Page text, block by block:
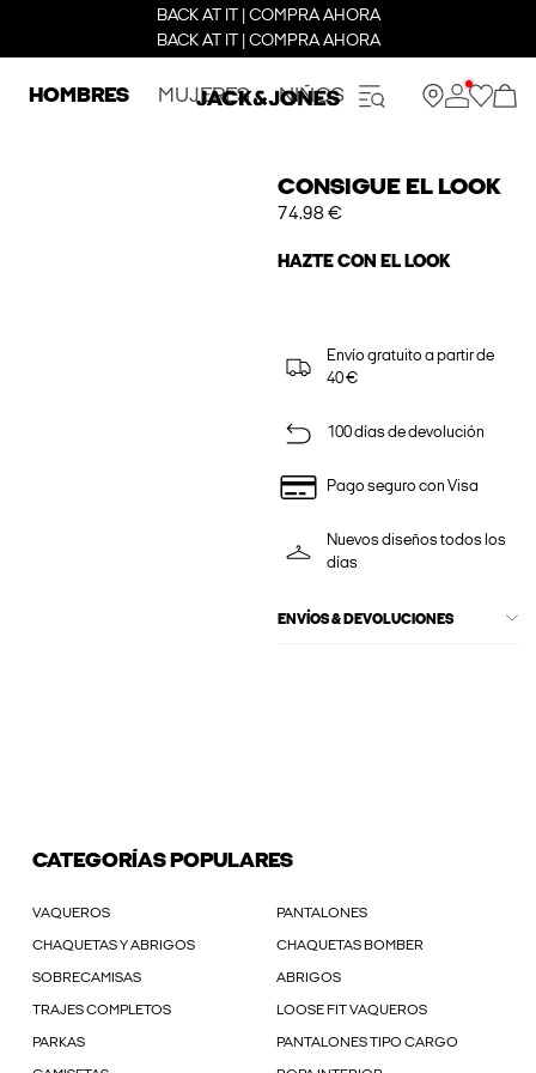
BACK AT IT | COMPRA AHORA
BACK AT IT | COMPRA AHORA
HOMBRES MUJERES NIÑOS
CONSIGUE EL LOOK
74.98 €
HAZTE CON EL LOOK
Envío gratuito a partir de
40 €
100 días de devolución
Pago seguro con Visa
Nuevos diseños todos los
días
ENVÍOS & DEVOLUCIONES
CATEGORÍAS POPULARES
VAQUEROS PANTALONES
CHAQUETAS Y ABRIGOS CHAQUETAS BOMBER
SOBRECAMISAS ABRIGOS
TRAJES COMPLETOS LOOSE FIT VAQUEROS
PARKAS PANTALONES TIPO CARGO